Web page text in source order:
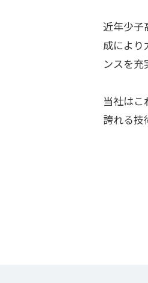
近年少子
成により
ンスを充
当社は
誇れる技